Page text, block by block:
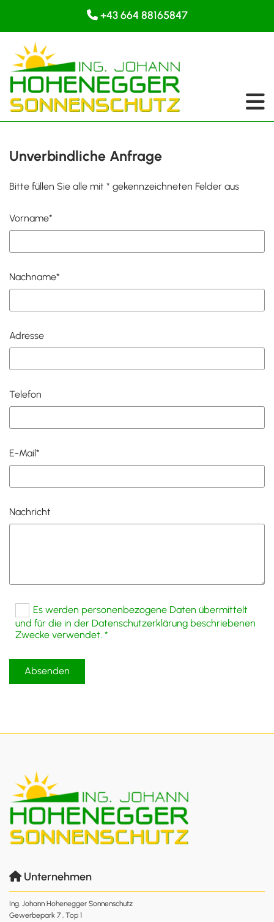
 +43 664 88165847
Unverbindliche Anfrage
Bitte füllen Sie alle mit * gekennzeichneten Felder aus
Vorname*
Nachname*
Adresse
Telefon
E-Mail*
Nachricht
Es werden personenbezogene Daten übermittelt
und für die in der Datenschutzerklärung beschriebenen
Zwecke verwendet. *
Unternehmen
Ing. Johann Hohenegger Sonnenschutz
Gewerbepark 7 , Top 1